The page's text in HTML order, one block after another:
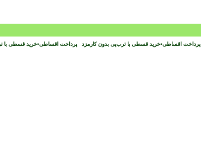
پرداخت اقساطی•خرید قسطی با ترب‌پی بدون کارمزد پرداخت اقساطی•خرید قسطی با